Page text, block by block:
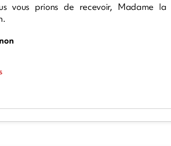
vous prions de recevoir, Madame la